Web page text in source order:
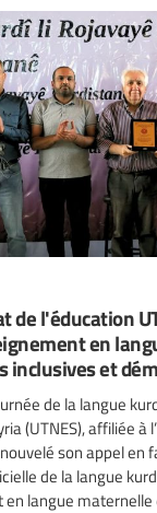
de l'éducation
en
inclusives et
de la langue
(UTNES), affiliée à
son appel en
de la langue
en langue